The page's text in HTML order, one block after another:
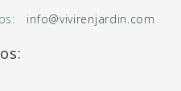
info@vivirenjardin.com